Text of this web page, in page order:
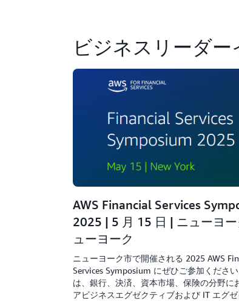
ビジネスリーダー
AWS Financial Services
2025 | 5 月 15 日 | ニューヨー
ューヨーク
ニューヨーク市で開催される 2025 AWS
Services Symposium にぜひご参加くださ
は、銀行、決済、資本市場、保険の分野に
アビジネスエグゼクティブおよび IT エグ